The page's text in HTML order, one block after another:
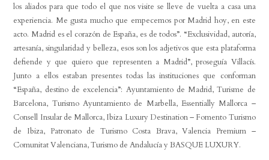
los aliados para que todo el que nos visite se lleve de vuelta a casa una
experiencia. Me gusta mucho que empecemos por Madrid hoy, en este
acto. Madrid es el corazón de España, es de todos”. “Exclusividad, autoría,
artesanía, singularidad y belleza, esos son los adjetivos que esta plataforma
defiende y que quiero que representen a Madrid”, proseguía Villacís.
Junto a ellos estaban presentes todas las instituciones que conforman
“España, destino de excelencia”: Ayuntamiento de Madrid, Turisme de
Barcelona, Turismo Ayuntamiento de Marbella, Essentially Mallorca –
Consell Insular de Mallorca, Ibiza Luxury Destination – Fomento Turismo
de Ibiza, Patronato de Turismo Costa Brava, Valencia Premium –
Comunitat Valenciana, Turismo de Andalucía y BASQUE LUXURY.